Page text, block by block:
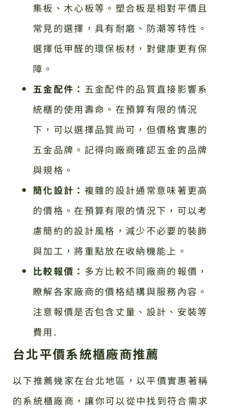
集板、木心板等。塑合板是相對平價且
常見的選擇，具有耐磨、防潮等特性。
選擇低甲醛的環保板材，對健康更有保
障。
五金配件： 五金配件的品質直接影響系
統櫃的使用壽命。在預算有限的情況
下，可以選擇品質尚可，但價格實惠的
五金品牌。記得向廠商確認五金的品牌
與規格。
簡化設計： 複雜的設計通常意味著更高
的價格。在預算有限的情況下，可以考
慮簡約的設計風格，減少不必要的裝飾
與加工，將重點放在收納機能上。
比較報價： 多方比較不同廠商的報價，
瞭解各家廠商的價格結構與服務內容。
注意報價是否包含丈量、設計、安裝等
費用.
台北平價系統櫃廠商推薦
以下推薦幾家在台北地區，以平價實惠著稱
的系統櫃廠商，讓你可以從中找到符合需求